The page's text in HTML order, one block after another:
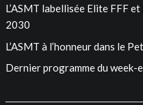
L’ASMT labellisée Elite FFF
2030
L’ASMT à l’honneur dans le
Dernier programme du week-